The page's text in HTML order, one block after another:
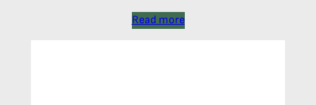
Read more